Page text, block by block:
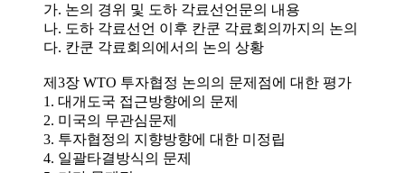
가. 논의 경위 및 도하 각료선언문의 내용
나. 도하 각료선언 이후 칸쿤 각료회의까지의 논의
다. 칸쿤 각료회의에서의 논의 상황
제3장 WTO 투자협정 논의의 문제점에 대한 평가
1. 대개도국 접근방향에의 문제
2. 미국의 무관심문제
3. 투자협정의 지향방향에 대한 미정립
4. 일괄타결방식의 문제